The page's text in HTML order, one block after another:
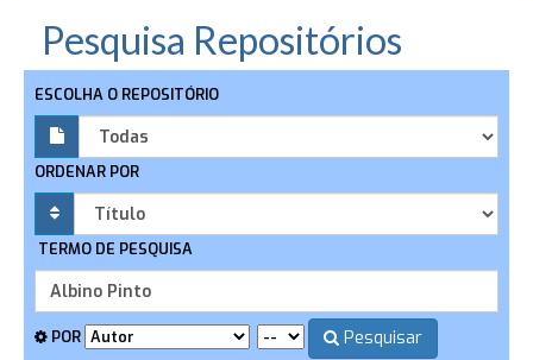
Pesquisa Repositórios
ESCOLHA O REPOSITÓRIO
ORDENAR POR
TERMO DE PESQUISA
POR Pesquisar